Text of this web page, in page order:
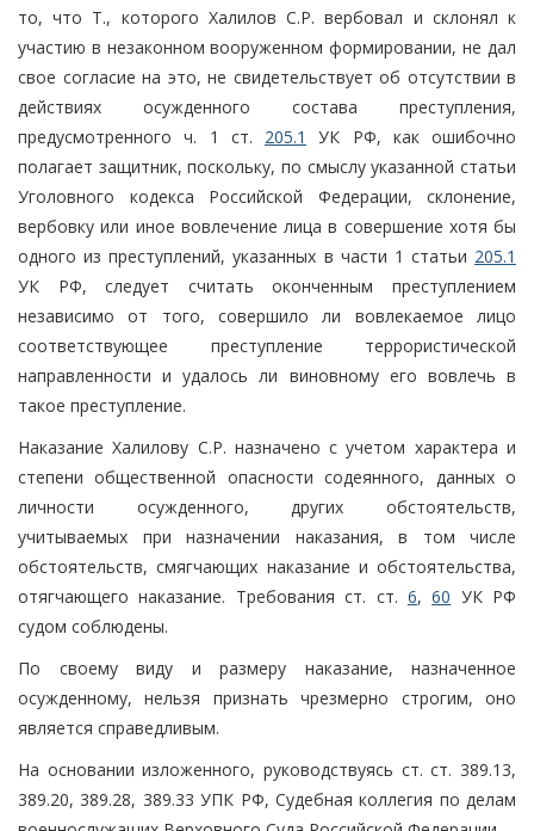
то, что Т., которого Халилов С.Р. вербовал и склонял к
участию в незаконном вооруженном формировании, не дал
свое согласие на это, не свидетельствует об отсутствии в
действиях осужденного состава преступления,
предусмотренного ч. 1 ст. 205.1
УК РФ, как ошибочно
полагает защитник, поскольку, по смыслу указанной статьи
Уголовного кодекса Российской Федерации, склонение,
вербовку или иное вовлечение лица в совершение хотя бы
одного из преступлений, указанных в части 1 статьи 205.1
УК РФ, следует считать оконченным преступлением
независимо от того, совершило ли вовлекаемое лицо
соответствующее преступление террористической
направленности и удалось ли виновному его вовлечь в
такое преступление.
Наказание Халилову С.Р. назначено с учетом характера и
степени общественной опасности содеянного, данных о
личности осужденного, других обстоятельств,
учитываемых при назначении наказания, в том числе
обстоятельств, смягчающих наказание и обстоятельства,
отягчающего наказание. Требования ст. ст. 6,60 УК РФ
судом соблюдены.
По своему виду и размеру наказание, назначенное
осужденному, нельзя признать чрезмерно строгим, оно
является справедливым.
На основании изложенного, руководствуясь ст. ст. 389.13,
389.20, 389.28, 389.33 УПК РФ, Судебная коллегия по делам